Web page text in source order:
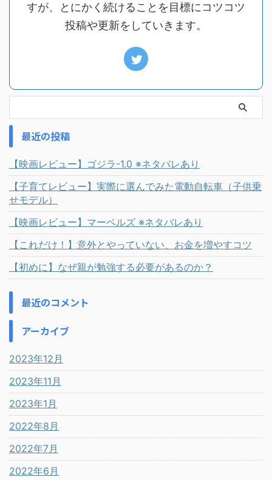
すが、とにかく続けることを目標にコツコツ
投稿や更新をしていきます。
最近の投稿
【映画レビュー】ゴジラ-1.0 ※ネタバレあり
【子育てレビュー】実際に選んでみた電動自転車（子供乗
せモデル）
【映画レビュー】マーベルズ ※ネタバレあり
【これだけ！】意外とやっていない、お金を増やすコツ
【初めに】なぜ親が勉強する必要があるのか？
最近のコメント
アーカイブ
2023年12月
2023年11月
2023年1月
2022年8月
2022年7月
2022年6月